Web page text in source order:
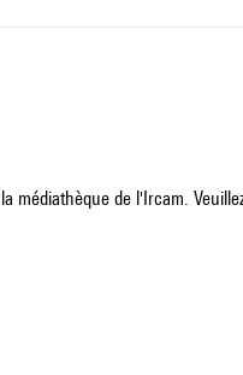
médiathèque de l'Ircam.